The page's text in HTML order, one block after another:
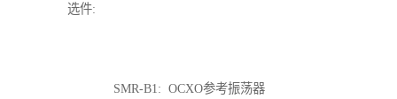
选件:
SMR-B1: OCXO参考振荡器